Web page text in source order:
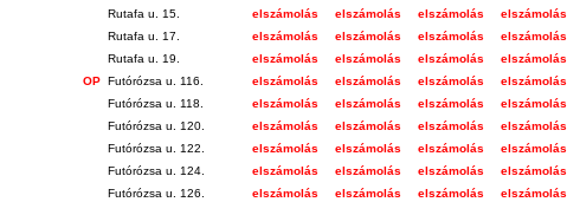
Rutafa u. 15.
elszámolás elszámolás elszámolás elszámolás
Rutafa u. 17.
elszámolás elszámolás elszámolás elszámolás
Rutafa u. 19.
elszámolás elszámolás elszámolás elszámolás
OP
Futórózsa u. 116. elszámolás elszámolás elszámolás elszámolás
Futórózsa u. 118.
elszámolás elszámolás elszámolás elszámolás
Futórózsa u. 120.
elszámolás elszámolás elszámolás elszámolás
Futórózsa u. 122.
elszámolás elszámolás elszámolás elszámolás
Futórózsa u. 124.
elszámolás elszámolás elszámolás elszámolás
Futórózsa u. 126.
elszámolás elszámolás elszámolás elszámolás